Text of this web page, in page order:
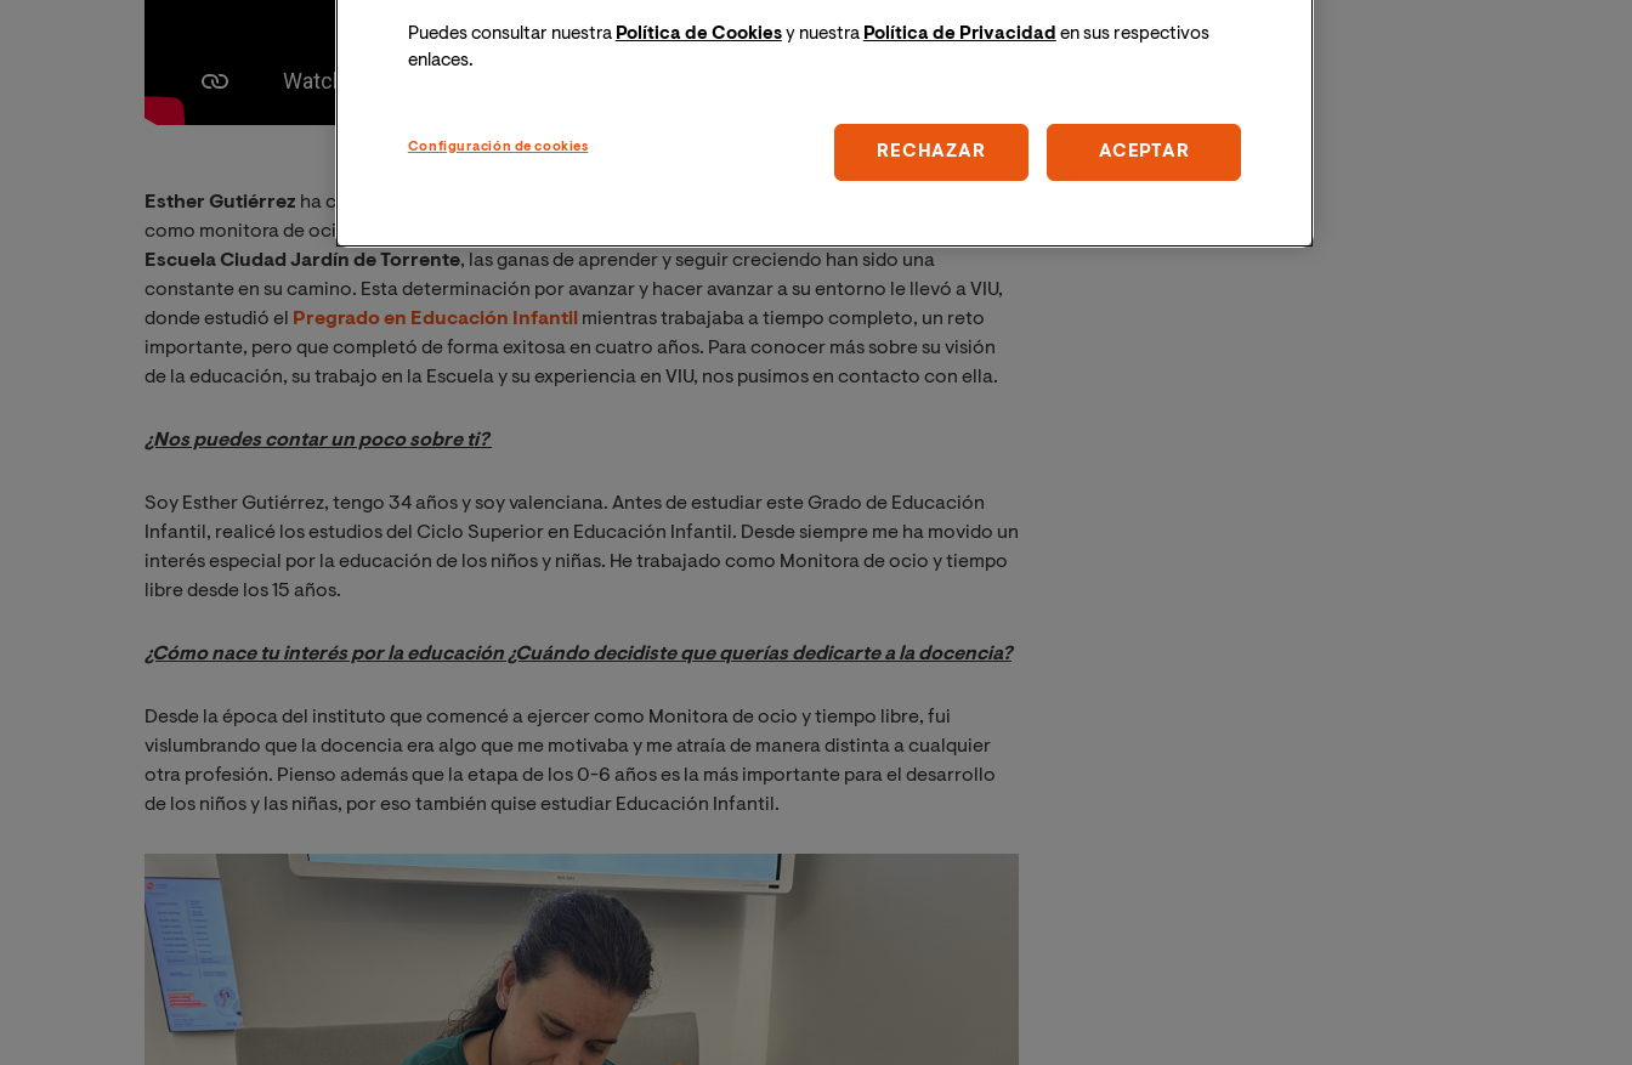
Esther Gutiérrez ha convertido su vocación por enseñar en su profesión. Desde sus comienzos
como monitora de ocio y tiempo libre en el instituto, hasta su posición actual
Escuela Ciudad Jardín de Torrente, las ganas de aprender y seguir creciendo han sido una
constante en su camino. Esta determinación por avanzar y hacer avanzar a su entorno le llevó a VIU,
donde estudió el
Pregrado en Educación Infantil mientras trabajaba a tiempo completo, un reto
importante, pero que completó de forma exitosa en cuatro años. Para conocer más sobre su visión
de la educación, su trabajo en la Escuela y su experiencia en VIU, nos pusimos en contacto con ella.
¿Nos puedes contar un poco sobre ti?
Soy Esther Gutiérrez, tengo 34 años y soy valenciana. Antes de estudiar este Grado de Educación
Infantil, realicé los estudios del Ciclo Superior en Educación Infantil. Desde siempre me ha movido un
interés especial por la educación de los niños y niñas. He trabajado como Monitora de ocio y tiempo
libre desde los 15 años.
¿Cómo nace tu interés por la educación ¿Cuándo decidiste que querías dedicarte a la docencia?
Desde la época del instituto que comencé a ejercer como Monitora de ocio y tiempo libre, fui
vislumbrando que la docencia era algo que me motivaba y me atraía de manera distinta a cualquier
otra profesión. Pienso además que la etapa de los 0-6 años es la más importante para el desarrollo
de los niños y las niñas, por eso también quise estudiar Educación Infantil.
Puedes consultar nuestra Política de Cookiesy nuestra Política de Privacidad en sus respectivos
enlaces.
Configuración de cookies RECHAZAR ACEPTAR